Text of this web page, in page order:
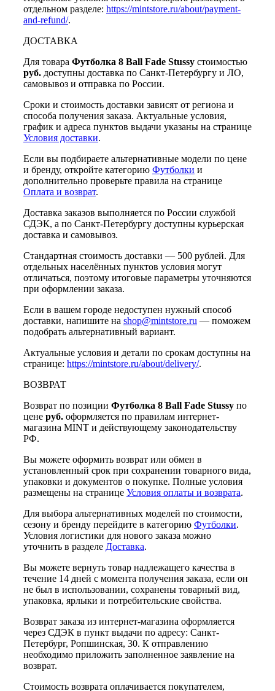
отдельном разделе: https://mintstore.ru/about/payment-
and-refund/.
ДОСТАВКА
Для товара Футболка 8 Ball Fade Stussy стоимостью
руб. доступны доставка по Санкт-Петербургу и ЛО,
самовывоз и отправка по России.
Сроки и стоимость доставки зависят от региона и
способа получения заказа. Актуальные условия,
график и адреса пунктов выдачи указаны на странице
Условия доставки.
Если вы подбираете альтернативные модели по цене
и бренду, откройте категорию Футболки и
дополнительно проверьте правила на странице
Оплата и возврат.
Доставка заказов выполняется по России службой
СДЭК, а по Санкт-Петербургу доступны курьерская
доставка и самовывоз.
Стандартная стоимость доставки — 500 рублей. Для
отдельных населённых пунктов условия могут
отличаться, поэтому итоговые параметры уточняются
при оформлении заказа.
Если в вашем городе недоступен нужный способ
доставки, напишите на shop@mintstore.ru — поможем
подобрать альтернативный вариант.
Актуальные условия и детали по срокам доступны на
странице: https://mintstore.ru/about/delivery/.
ВОЗВРАТ
Возврат по позиции Футболка 8 Ball Fade Stussy по
цене руб. оформляется по правилам интернет-
магазина MINT и действующему законодательству
РФ.
Вы можете оформить возврат или обмен в
установленный срок при сохранении товарного вида,
упаковки и документов о покупке. Полные условия
размещены на странице Условия оплаты и возврата.
Для выбора альтернативных моделей по стоимости,
сезону и бренду перейдите в категорию Футболки.
Условия логистики для нового заказа можно
уточнить в разделе Доставка.
Вы можете вернуть товар надлежащего качества в
течение 14 дней с момента получения заказа, если он
не был в использовании, сохранены товарный вид,
упаковка, ярлыки и потребительские свойства.
Возврат заказа из интернет-магазина оформляется
через СДЭК в пункт выдачи по адресу: Санкт-
Петербург, Ропшинская, 30. К отправлению
необходимо приложить заполненное заявление на
возврат.
Стоимость возврата оплачивается покупателем,